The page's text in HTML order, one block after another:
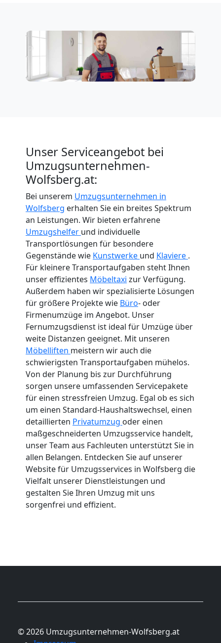
Unser Serviceangebot bei
Umzugsunternehmen-
Wolfsberg.at:
Bei unserem Umzugsunternehmen in
Wolfsberg erhalten Sie ein breites Spektrum
an Leistungen. Wir bieten erfahrene
Umzugshelfer und individuelle
Transportlösungen für besondere
Gegenstände wie Kunstwerke und Klaviere .
Für kleinere Transportaufgaben steht Ihnen
unser effizientes Möbeltaxi zur Verfügung.
Außerdem haben wir spezialisierte Lösungen
für größere Projekte wie Büro- oder
Firmenumzüge im Angebot. Unser
Fernumzugsdienst ist ideal für Umzüge über
weite Distanzen geeignet. Mit unseren
Möbelliften meistern wir auch die
schwierigsten Transportaufgaben mühelos.
Von der Planung bis zur Durchführung
sorgen unsere umfassenden Servicepakete
für einen stressfreien Umzug. Egal ob es sich
um einen Standard-Haushaltswechsel, einen
detaillierten Privatumzug oder einen
maßgeschneiderten Umzugsservice handelt,
unser Team aus Fachleuten unterstützt Sie in
allen Belangen. Entdecken Sie auf unserer
Website für Umzugsservices in Wolfsberg die
Vielfalt unserer Dienstleistungen und
gestalten Sie Ihren Umzug mit uns
sorgenfrei und effizient.
© 2026 Umzugsunternehmen-Wolfsberg.at